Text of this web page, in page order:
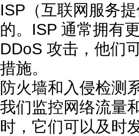
ISP（互联网服务
的。ISP 通常拥有
DDoS 攻击，他们
措施。
防火墙和入侵检测
我们监控网络流量
时，它们可以及时